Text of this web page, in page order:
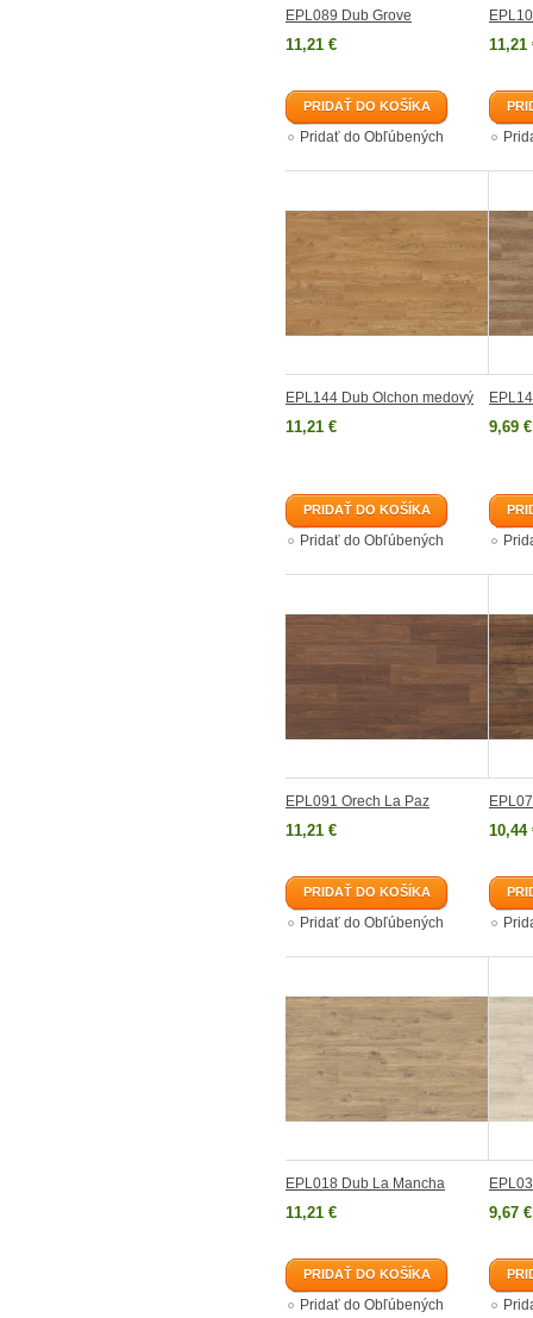
EPL089 Dub Grove
11,21 €
PRIDAŤ DO KOŠÍKA
Pridať do Obľúbených
11,21
EPL144 Dub Olchon medový
11,21 €
PRIDAŤ DO KOŠÍKA
Pridať do Obľúbených
9,69 €
EPL091 Orech La Paz
11,21 €
PRIDAŤ DO KOŠÍKA
Pridať do Obľúbených
10,44
EPL018 Dub La Mancha
11,21 €
PRIDAŤ DO KOŠÍKA
Pridať do Obľúbených
9,67 €